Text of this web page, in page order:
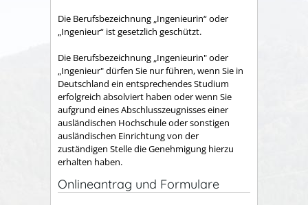
Die Berufsbezeichnung „Ingenieurin“ oder
„Ingenieur“ ist gesetzlich geschützt.
Die Berufsbezeichnung „Ingenieurin" oder
„Ingenieur" dürfen Sie nur führen, wenn Sie in
Deutschland ein entsprechendes Studium
erfolgreich absolviert haben oder wenn Sie
aufgrund eines Abschlusszeugnisses einer
ausländischen Hochschule oder sonstigen
ausländischen Einrichtung von der
zuständigen Stelle die Genehmigung hierzu
erhalten haben.
Onlineantrag und Formulare